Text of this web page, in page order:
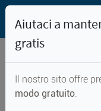
Aiutaci a
gratis
Il nostro sito offre
modo gratuito.